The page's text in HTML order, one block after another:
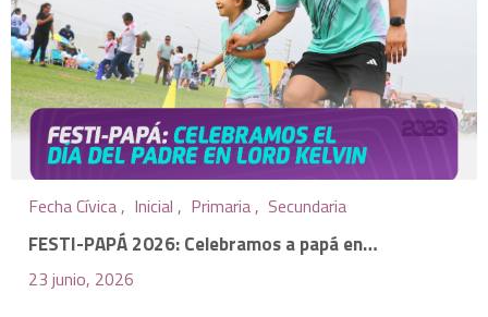
Fecha Cívica , Inicial , Primaria , Secundaria
FESTI-PAPÁ 2026: Celebramos a papá en…
23 junio, 2026